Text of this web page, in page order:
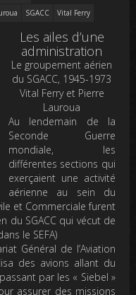
SGACC Vital Ferry
Les ailes d’une
administration
Le groupement aérien
du SGACC, 1945-1973
Vital Ferry et Pierre
Lauroua
Au lendemain de la
Seconde Guerre
mondiale, les
différentes sections qui
exerçaient une activité
aérienne au sein du
et Commerciale furent
du SGACC qui vécut de
le SEFA)
Général de l’Aviation
des avions allant du
par les « Siebel »
assurer des missions